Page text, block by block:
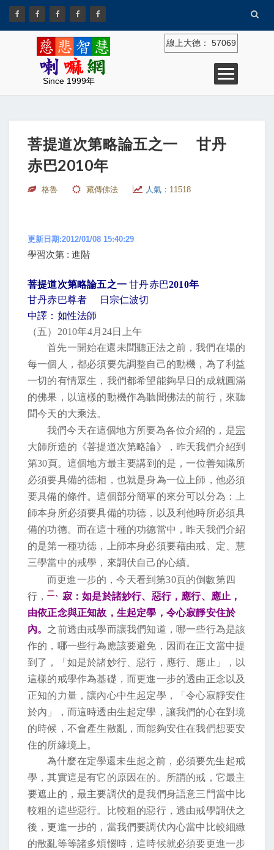
Since 1999年
線上大德： 57069
菩提道次第略論五之一 甘丹
赤巴2010年
格魯 藏傳佛法 人氣： 11518
更新日期:2012/01/08 15:40:29
學習次第 : 進階
菩提道次第略論五之一甘丹赤巴2010年
甘丹赤巴尊者 日宗仁波切
中譯：如性法師
（五） 2010年4月 24日
上午
首先一開始在還未聞聽正法之前，我們在場的
每一個人，都必須要先調整自己的動機，為了利益
一切的有情眾生，我們都希望能夠早日的成就圓滿
的佛果，以這樣的動機作為聽聞佛法的前行，來聽
聞今天的大乘法。
我們今天在這個地方所要為各位介紹的，是宗
大師所造的《菩提道次第略論》，昨天我們介紹到
第30頁。這個地方最主要講到的是，一位善知識所
必須要具備的德相，也就是身為一位上師，他必須
要具備的條件。這個部分簡單的來分可以分為：上
師本身所必須要具備的功德，以及利他時所必須具
備的功德。而在這十種的功德當中，昨天我們介紹
的是第一種功德，上師本身必須要藉由戒、定、慧
三學當中的戒學，來調伏自己的心續。
而更進一步的，今天看到第30頁的倒數第四
行，二、 寂：如是於諸妙行、惡行，應行、應止，
由依正念與正知故，生起定學，令心寂靜安住於
內。 之前透由戒學而讓我們知道，哪一些行為是該
作的，哪一些行為應該要避免，因而在正文當中提
到了，「如是於諸妙行、惡行，應行、應止」，以
這樣的戒學作為基礎，而更進一步的透由正念以及
正知的力量，讓內心中生起定學，「令心寂靜安住
於內」，而這時透由生起定學，讓我們的心在對境
的時候，不會產生散亂，而能夠安住在我們想要安
住的所緣境上。
為什麼在定學還未生起之前，必須要先生起戒
學，其實這是有它的原因在的。所謂的戒，它最主
要遮止的，最主要調伏的是我們身語意三門當中比
較粗的這些惡行。比較粗的惡行，透由戒學調伏之
後，更進一步的，當我們要調伏內心當中比較細緻
的散亂等等諸多煩惱時，這時候就必須要更進一步